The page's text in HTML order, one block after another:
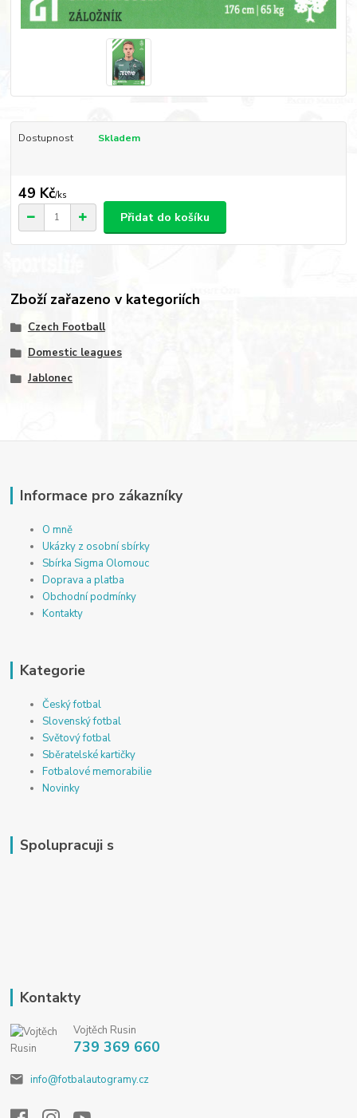
Dostupnost Skladem
49 Kč/ks
Přidat do košíku
Zboží zařazeno v kategoriích
Czech Football
Domestic leagues
Jablonec
Informace pro zákazníky
O mně
Ukázky z osobní sbírky
Sbírka Sigma Olomouc
Doprava a platba
Obchodní podmínky
Kontakty
Kategorie
Český fotbal
Slovenský fotbal
Světový fotbal
Sběratelské kartičky
Fotbalové memorabilie
Novinky
Spolupracuji s
Kontakty
Vojtěch Rusin
739 369 660
info@fotbalautogramy.cz